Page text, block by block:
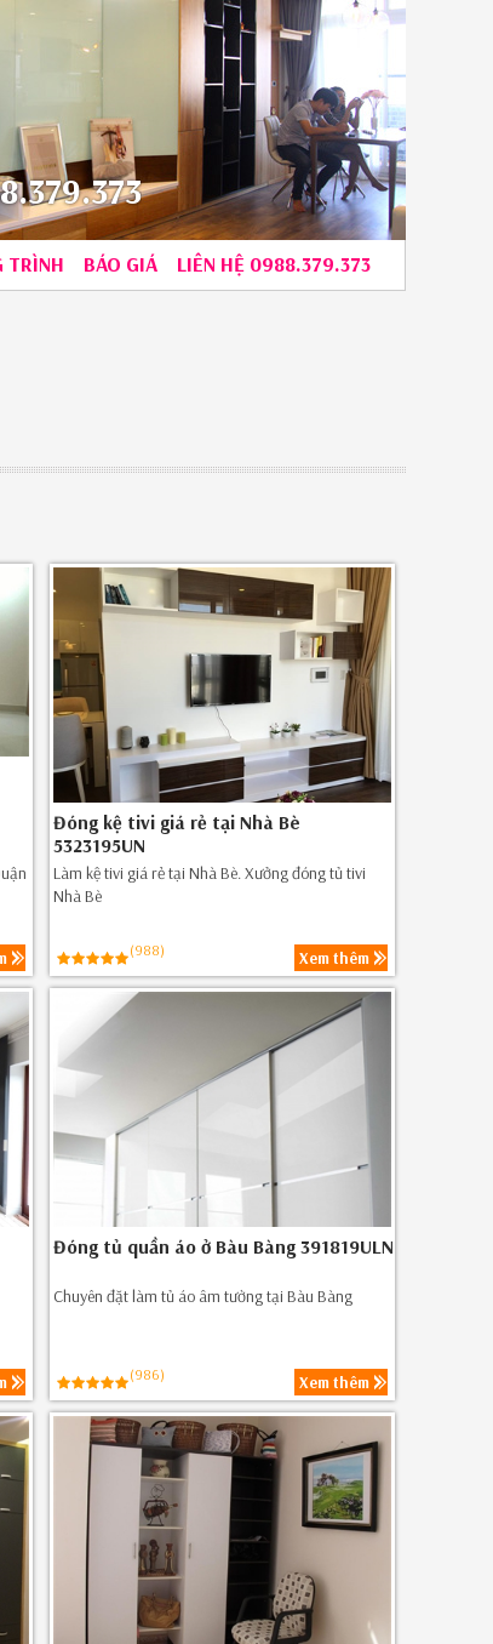
TRÌNH BÁO GIÁ LIÊN HỆ 0988.379.373
Đóng kệ tivi giá rẻ tại Nhà Bè
5323195UN
Làm kệ tivi giá rẻ tại Nhà Bè. Xưởng đóng tủ tivi
Nhà Bè
(988) Xem thêm
Đóng tủ quần áo ở Bàu Bàng 391819ULN
Chuyên đặt làm tủ áo âm tường tại Bàu Bàng
(986) Xem thêm